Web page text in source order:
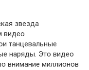
звезда
видео
танцевальные
наряды. Это видео
внимание миллионов